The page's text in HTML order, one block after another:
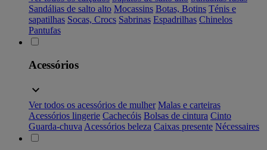
Sandálias de salto alto Mocassins Botas, Botins Ténis e
sapatilhas Socas, Crocs Sabrinas Espadrilhas Chinelos
Pantufas
Acessórios
Ver todos os acessórios de mulher Malas e carteiras
Acessórios lingerie Cachecóis Bolsas de cintura Cinto
Guarda-chuva Acessórios beleza Caixas presente Nécessaires